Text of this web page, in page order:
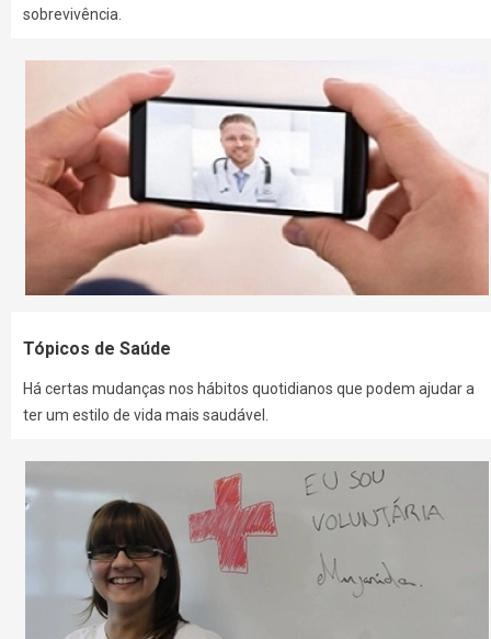
sobrevivência.
Tópicos de Saúde
Há certas mudanças nos hábitos quotidianos que podem ajudar a
ter um estilo de vida mais saudável.